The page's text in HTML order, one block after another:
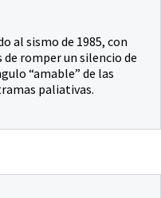
al sismo de 1985, con
de romper un silencio de
“amable” de las
paliativas.